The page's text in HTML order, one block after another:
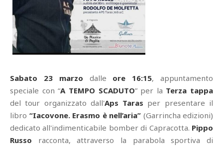
Sabato 23 marzo dalle ore 16:15, appuntamento
speciale con “A TEMPO SCADUTO” per la Terza tappa
del tour organizzato dall'Aps Taras per presentare il
libro “Iacovone. Erasmo è nell’aria” (Garrincha edizioni)
dedicato all'indimenticabile bomber di Capracotta. Pippo
Russo racconta, attraverso la parabola sportiva di